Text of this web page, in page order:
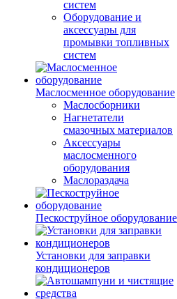
систем
Оборудование и
аксессуары для
промывки топливных
систем
Маслосменное оборудование
Маслосборники
Нагнетатели
смазочных материалов
Аксессуары
маслосменного
оборудования
Маслораздача
Пескоструйное оборудование
Установки для заправки
кондиционеров